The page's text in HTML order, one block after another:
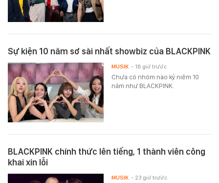
Sự kiện 10 năm sơ sài nhất showbiz của BLACKPINK
Chưa có nhóm nào kỷ niệm 10
năm như BLACKPINK.
MUSIK - 18 giờ trước
BLACKPINK chính thức lên tiếng, 1 thành viên công
khai xin lỗi
MUSIK - 23 giờ trước